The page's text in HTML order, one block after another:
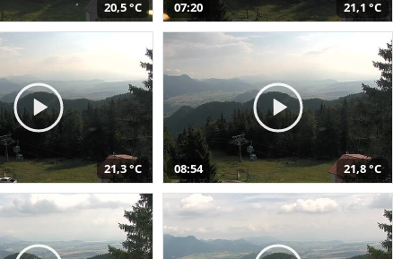
20,5 °C 07:20 21,1 °C
21,3 °C 08:54 21,8 °C